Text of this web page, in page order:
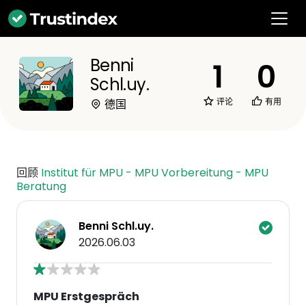
Benni
Schl.uy.
德国
1
评论
0
有用
回顾 Institut für MPU - MPU Vorbereitung - MPU
Beratung
Benni Schl.uy.
2026.06.03
MPU Erstgespräch